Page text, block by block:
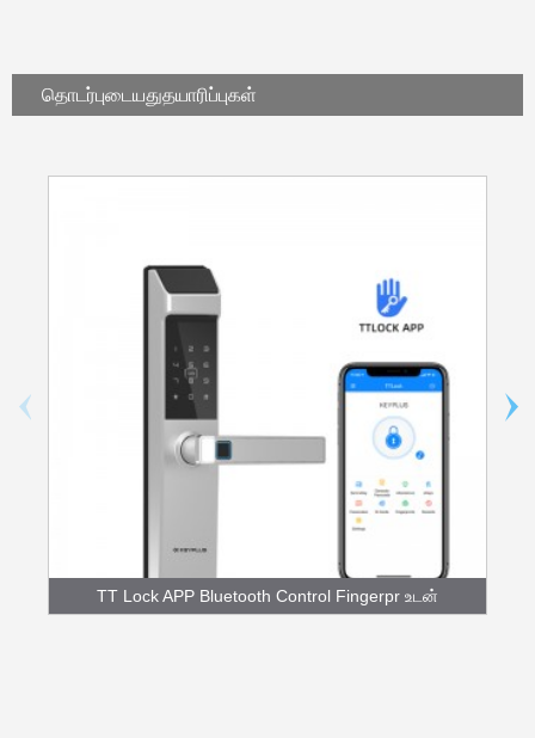
தொடர்புடையதுதயாரிப்புகள்
TT Lock APP Bluetooth Control Fingerpr உடன்